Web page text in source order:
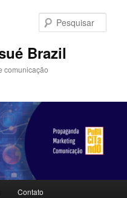
Brazil
comunicação
Contato